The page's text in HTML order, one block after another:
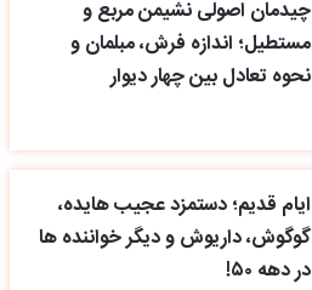
چیدمان اصولی نشیمن مربع و
مستطیل؛ اندازه فرش، مبلمان و
نحوه تعادل بین چهار دیوار
ایام قدیم؛ دستمزد عجیب هایده،
گوگوش، داریوش و دیگر خواننده ها
در دهه ۵۰!